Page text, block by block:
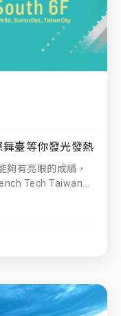
臺等你發光發熱
夠有亮眼的成績，
Tech Taiwan...